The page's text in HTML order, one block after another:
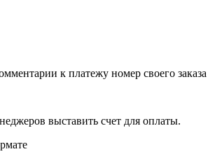
к платежу номер своего
выставить счет для оплаты.